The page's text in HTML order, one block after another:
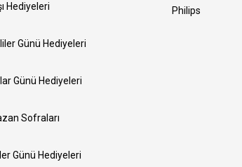
Hediyeleri
Günü Hediyeleri
Günü Hediyeleri
Sofraları
Günü Hediyeleri
Philips